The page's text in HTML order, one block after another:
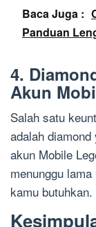
Baca Juga :
Panduan
4.
Akun
Salah satu
adalah
akun Mobile
menunggu
kamu butuhkan.